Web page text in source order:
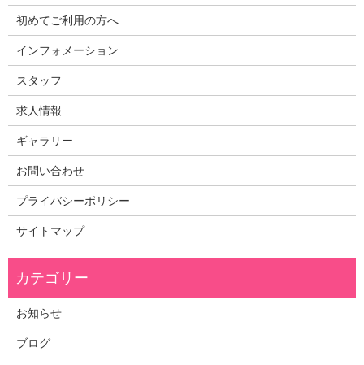
初めてご利用の方へ
インフォメーション
スタッフ
求人情報
ギャラリー
お問い合わせ
プライバシーポリシー
サイトマップ
お知らせ
ブログ